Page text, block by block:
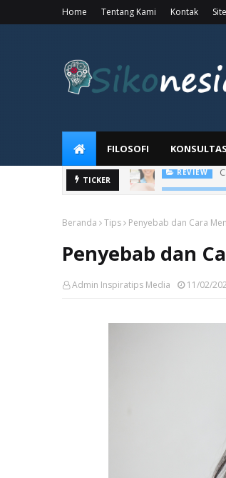
Home Tentang Kami Kontak
FILOSOFI
TICKER KESEHATAN
Beranda Tips Penyebab dan Cara
Penyebab dan
Admin Inspiratips Media 11/02/